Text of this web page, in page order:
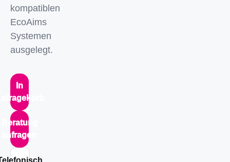
kompatiblen
EcoAims
Systemen
ausgelegt.
In
Beratung
anfragen